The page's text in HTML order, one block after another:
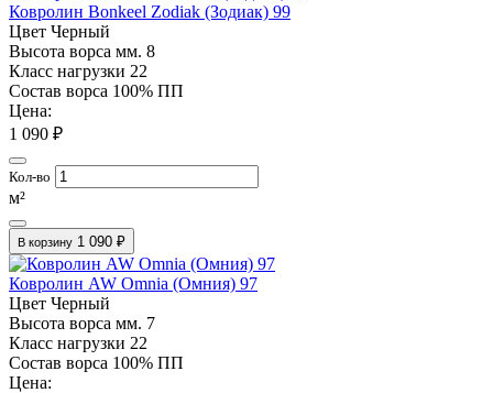
Ковролин Bonkeel Zodiak (Зодиак) 99
Цвет Черный
Высота ворса мм. 8
Класс нагрузки 22
Состав ворса 100% ПП
Цена:
1 090 ₽
Кол-во
м²
В корзину 1 090 ₽
Ковролин AW Omnia (Омния) 97
Цвет Черный
Высота ворса мм. 7
Класс нагрузки 22
Состав ворса 100% ПП
Цена: